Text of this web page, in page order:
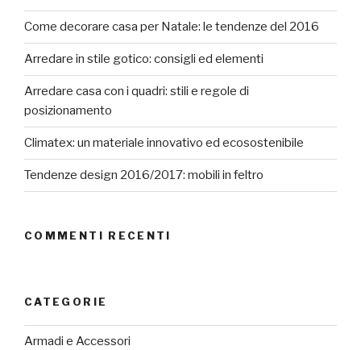
Come decorare casa per Natale: le tendenze del 2016
Arredare in stile gotico: consigli ed elementi
Arredare casa con i quadri: stili e regole di
posizionamento
Climatex: un materiale innovativo ed ecosostenibile
Tendenze design 2016/2017: mobili in feltro
COMMENTI RECENTI
CATEGORIE
Armadi e Accessori